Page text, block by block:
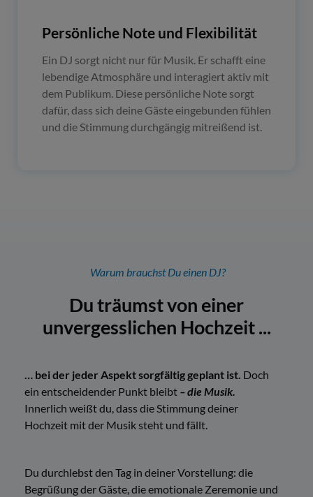
Persönliche Note und Flexibilität
Ein DJ sorgt nicht nur für Musik. Er schafft eine
lebendige Atmosphäre und interagiert aktiv mit
dem Publikum. Diese persönliche Note sorgt
dafür, dass sich deine Gäste eingebunden fühlen
und die Stimmung durchgängig mitreißend ist.
Warum brauchst Du einen DJ?
Du träumst von einer
unvergesslichen Hochzeit ...
… bei der jeder Aspekt sorgfältig geplant ist. Doch
ein entscheidender Punkt bleibt – die Musik.
Innerlich weißt du, dass die Stimmung deiner
Hochzeit mit der Musik steht und fällt.
Du durchlebst den Tag in deiner Vorstellung: die
Begrüßung der Gäste, die emotionale Zeremonie und